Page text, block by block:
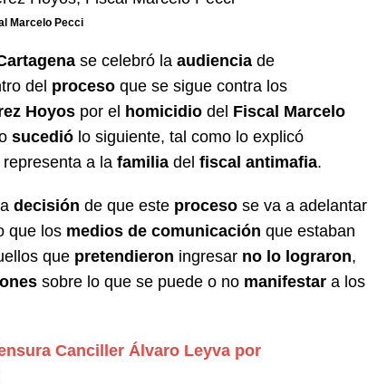
vinculado al entramado empresarial
LO ÚLTIMO
Marcelo Pecci
se celebró la audiencia de
del proceso que se sigue contra los
Hoyos por el homicidio del Fiscal Marcelo
sucedió lo siguiente, tal como lo explicó
representa a la familia del fiscal antimafia.
decisión de que este proceso se va a adelantar
que los medios de comunicación que estaban
que pretendieron ingresar no lo lograron,
sobre lo que se puede o no manifestar a los
Canciller Álvaro Leyva por